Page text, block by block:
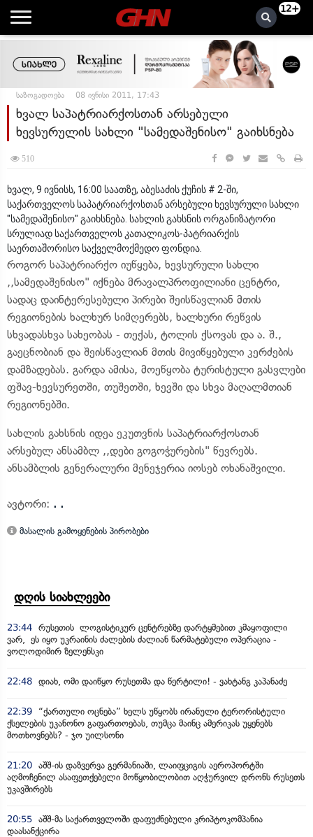
12+
საზოგადოება 08 ივნისი 2011, 17:43
ხვალ საპატრიარქოსთან არსებული
ხევსურულის სახლი "სამედაშენისო" გაიხსნება
510
ხვალ, 9 ივნისს, 16:00 საათზე, აბესაძის ქუჩის # 2-ში,
საქართველოს საპატრიარქოსთან არსებული ხევსურული სახლი
"სამედაშენისო" გაიხსნება. სახლის გახსნის ორგანიზატორი
სრულიად საქართველოს კათალიკოს-პატრიარქის
საერთაშორისო საქველმოქმედო ფონდია.
როგორ საპატრიარქო იუწყება, ხევსურული სახლი
,,სამედაშენისო" იქნება მრავალპროფილიანი ცენტრი,
სადაც დაინტერესებული პირები შეისწავლიან მთის
რეგიონების ხალხურ სიმღერებს, ხალხური რეწვის
სხვადასხვა სახეობას - თექას, ტოლის ქსოვას და ა. შ.,
გაეცნობიან და შეისწავლიან მთის მივიწყებული კერძების
დამზადებას. გარდა ამისა, მოეწყობა ტურისტული გასვლები
ფშავ-ხევსურეთში, თუშეთში, ხევში და სხვა მაღალმთიან
რეგიონებში.
სახლის გახსნის იდეა ეკუთვნის საპატრიარქოსთან
არსებულ ანსამბლ ,,დები გოგოჭურების" წევრებს.
ანსამბლის გენერალური მენეჯერია იოსებ ოხანაშვილი.
ავტორი: . .
მასალის გამოყენების პირობები
დღის სიახლეები
23:44 რუსეთის ლოგისტიკურ ცენტრებზე დარტყმებით კმაყოფილი
ვარ, ეს იყო უკრაინის ძალების ძალიან წარმატებული ოპერაცია -
ვოლოდიმირ ზელენსკი
22:48 დიახ, ომი დაიწყო რუსეთმა და წერტილი! - ვახტანგ კაპანაძე
22:39
“ქართული ოცნება” ხელს უწყობს ირანული ტერორისტული
ქსელების უკანონო გაფართოებას, თუმცა მაინც ამერიკას უყენებს
მოთხოვნებს? - ჯო უილსონი
21:20 აშშ-ის დაზვერვა გერმანიაში, ლაიფციგის აეროპორტში
აღმოჩენილ ასაფეთქებელი მოწყობილობით აღჭურვილ დრონს რუსეთს
უკავშირებს
20:55 აშშ-მა საქართველოში დაფუძნებული კრიპტოკომპანია
დაასანქცირა